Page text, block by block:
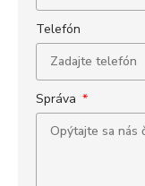
Telefón
Správa